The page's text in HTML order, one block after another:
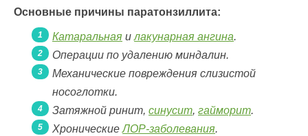
Основные причины паратонзиллита:
Катаральная и лакунарная ангина.
Операции по удалению миндалин.
Механические повреждения слизистой
носоглотки.
Затяжной ринит, синусит, гайморит.
ХроническиеЛОР-заболевания.